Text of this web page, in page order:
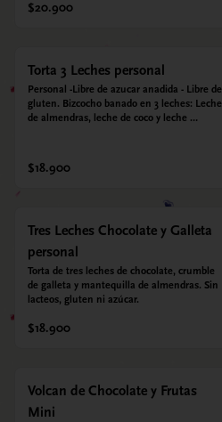
$20.900
Torta 3 Leches personal
Personal -Libre de azucar anadida - Libre de
gluten. Bizcocho banado en 3 leches: Leche
de almendras, leche de coco y leche
endulzado con estevia 95%, miel de agave
5%.
$18.900
Tres Leches Chocolate y Galleta
personal
Torta de tres leches de chocolate, crumble
de galleta y mantequilla de almendras. Sin
lacteos, gluten ni azúcar.
$18.900
Volcan de Chocolate y Frutas
Mini